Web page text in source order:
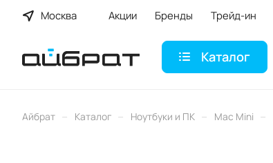
Москва Акции Бренды Трейд-ин
Каталог
Айбрат – Каталог – Ноутбуки и ПК – Mac Mini –